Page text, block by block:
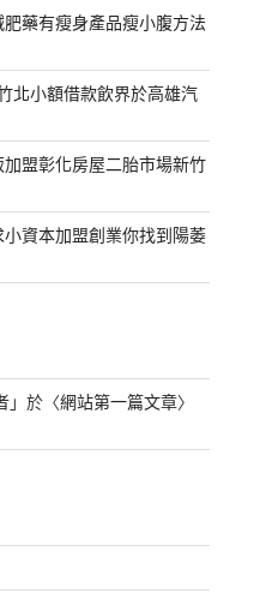
藥有瘦身產品瘦小腹方法
北小額借款飲界於高雄汽
盟彰化房屋二胎市場新竹
資本加盟創業你找到陽萎
」於〈網站第一篇文章〉